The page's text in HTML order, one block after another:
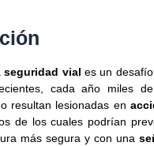
seguridad vial es un
cada año miles
resultan lesionadas en
de los cuales podrían
más segura y con una